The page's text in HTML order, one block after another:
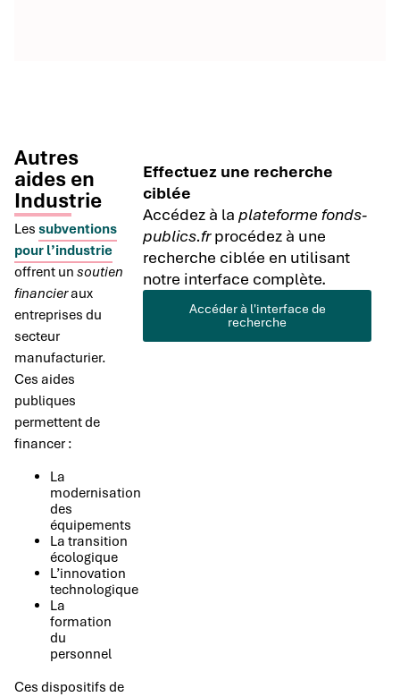
Autres
aides en
Industrie
Les subventions
pour l’industrie
offrent un soutien
financieraux
entreprises du
secteur
manufacturier.
Ces aides
publiques
permettent de
financer :
La
modernisation
des
équipements
La transition
écologique
L’innovation
technologique
La
formation
du
personnel
Ces dispositifs de
Effectuez une recherche
ciblée
Accédez à laplateforme fonds-
publics.frprocédez à une
recherche ciblée en utilisant
notre interface complète.
Accéder à l'interface de
recherche